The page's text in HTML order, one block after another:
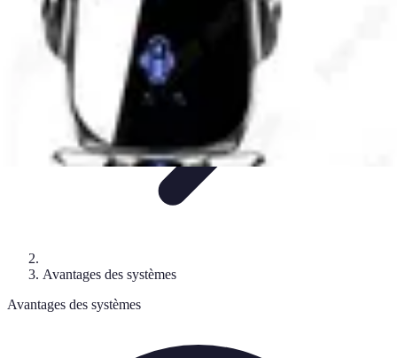
Avantages des systèmes
Avantages des systèmes